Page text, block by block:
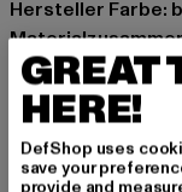
Hersteller Farbe:
Art.Nr: 940023-
Hersteller: Punch
Im Taubental 15a
GREAT
HERE!
DefShop uses
save your
provide and